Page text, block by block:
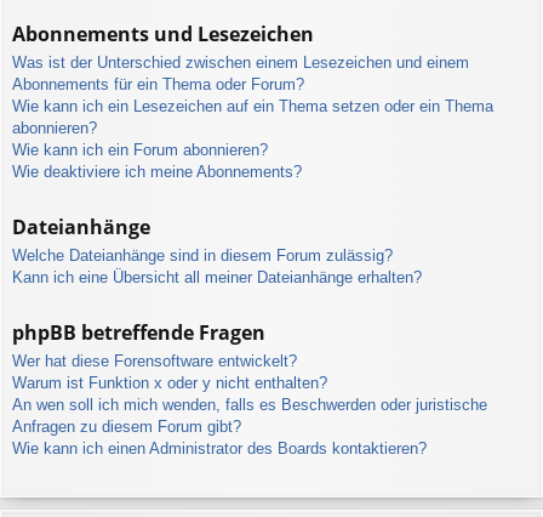
Abonnements und Lesezeichen
Was ist der Unterschied zwischen einem Lesezeichen und einem
Abonnements für ein Thema oder Forum?
Wie kann ich ein Lesezeichen auf ein Thema setzen oder ein Thema
abonnieren?
Wie kann ich ein Forum abonnieren?
Wie deaktiviere ich meine Abonnements?
Dateianhänge
Welche Dateianhänge sind in diesem Forum zulässig?
Kann ich eine Übersicht all meiner Dateianhänge erhalten?
phpBB betreffende Fragen
Wer hat diese Forensoftware entwickelt?
Warum ist Funktion x oder y nicht enthalten?
An wen soll ich mich wenden, falls es Beschwerden oder juristische
Anfragen zu diesem Forum gibt?
Wie kann ich einen Administrator des Boards kontaktieren?